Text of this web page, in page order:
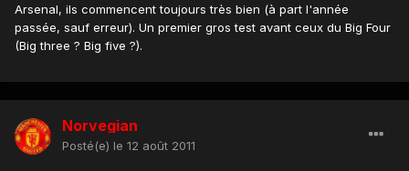
Arsenal, ils commencent toujours très bien (à part l'année
passée, sauf erreur). Un premier gros test avant ceux du Big Four
(Big three ? Big five ?).
Norvegian
Posté(e) le 12 août 2011